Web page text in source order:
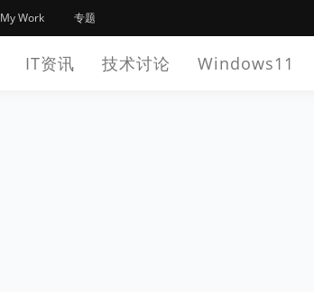
My Work 专题
IT资讯 技术讨论 Windows11